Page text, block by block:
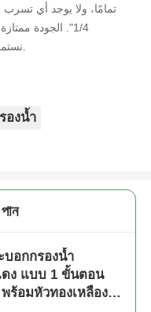
تمامًا، ولا يوجد أي تسرب
1/4". الجودة
องน้ำ
บอกกรองน้ำ
ง แบบ 1 ขั้นตอน
ร้อมหัวทองเหลือง